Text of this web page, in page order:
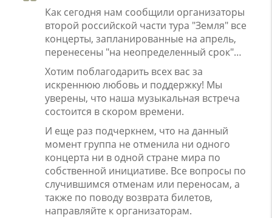
Как сегодня нам сообщили организаторы
второй российской части тура "Земля" все
концерты, запланированные на апрель,
перенесены "на неопределенный срок"…
Хотим поблагодарить всех вас за
искреннюю любовь и поддержку! Мы
уверены, что наша музыкальная встреча
состоится в скором времени.
И еще раз подчеркнем, что на данный
момент группа не отменила ни одного
концерта ни в одной стране мира по
собственной инициативе. Все вопросы по
случившимся отменам или переносам, а
также по поводу возврата билетов,
направляйте к организаторам.